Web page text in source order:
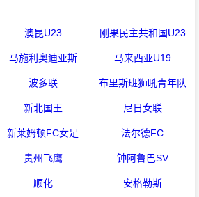
澳昆U23 刚果民主共和国U23
马施利奥迪亚斯 马来西亚U19
波多联 布里斯班狮吼青年队
新北国王 尼日女联
新莱姆顿FC女足 法尔德FC
贵州飞鹰 钟阿鲁巴SV
顺化 安格勒斯